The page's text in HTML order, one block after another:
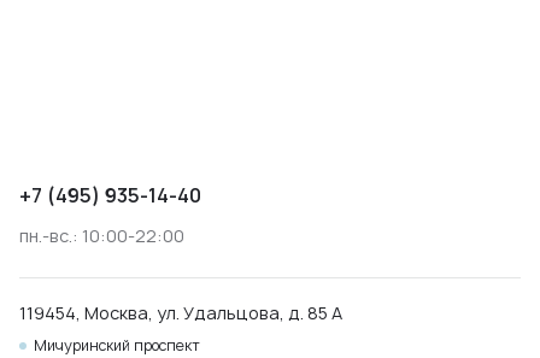
+7 (495) 935-14-40
пн.-вс.: 10:00-22:00
119454, Москва, ул. Удальцова, д. 85 А
Мичуринский проспект